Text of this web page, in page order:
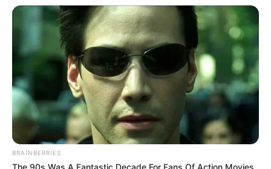
22:04 / 06 Avqust 2026 CƏMİYYƏT
Paytaxtın bu ərazilərində qaz olmayacaq
0 0
BRAINBERRIES
The 90s Was A Fantastic Decade For Fans Of Action Movies